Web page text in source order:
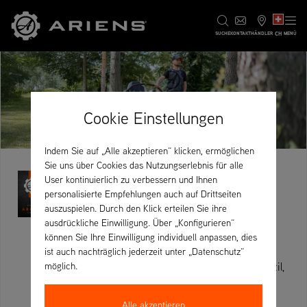
SUCHEKONTAKTHÄNDLER CH MENÜ
Passion meets
fashion
Die Bekleidungskollektion „Casual Line“ von
Ariens – eine harmonische Kombination aus Stil,
Funktionalität und Tradition – verkörpert die
Werte und den Geist von Ariens, einer stolzen
Cookie Einstellungen
Indem Sie auf „Alle akzeptieren“ klicken, ermöglichen
Sie uns über Cookies das Nutzungserlebnis für alle
User kontinuierlich zu verbessern und Ihnen
personalisierte Empfehlungen auch auf Drittseiten
auszuspielen. Durch den Klick erteilen Sie ihre
ausdrückliche Einwilligung. Über „Konfigurieren“
können Sie Ihre Einwilligung individuell anpassen, dies
ist auch nachträglich jederzeit unter „Datenschutz“
möglich.